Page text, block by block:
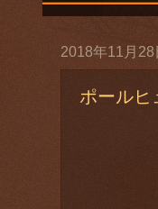
2018年11月28
ポールヒ